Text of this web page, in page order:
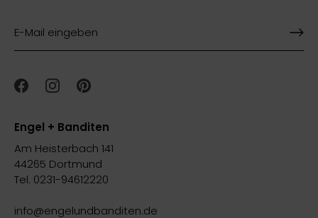
Engel + Banditen
Am Heisterbach 141
44265 Dortmund
Tel. 0231-94612220
info@engelundbanditen.de